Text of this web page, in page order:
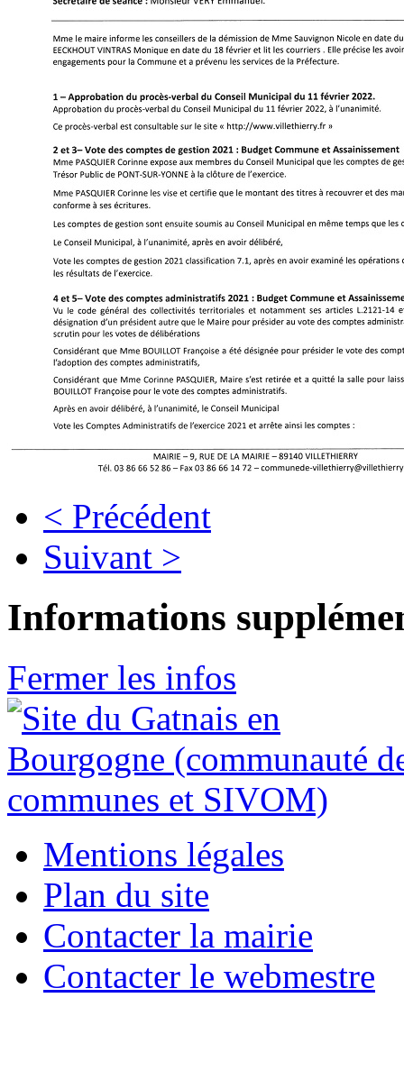
< Précédent
Suivant >
Informations
Fermer les infos
Mentions légales
Plan du site
Contacter la mairie
Contacter le webmestre